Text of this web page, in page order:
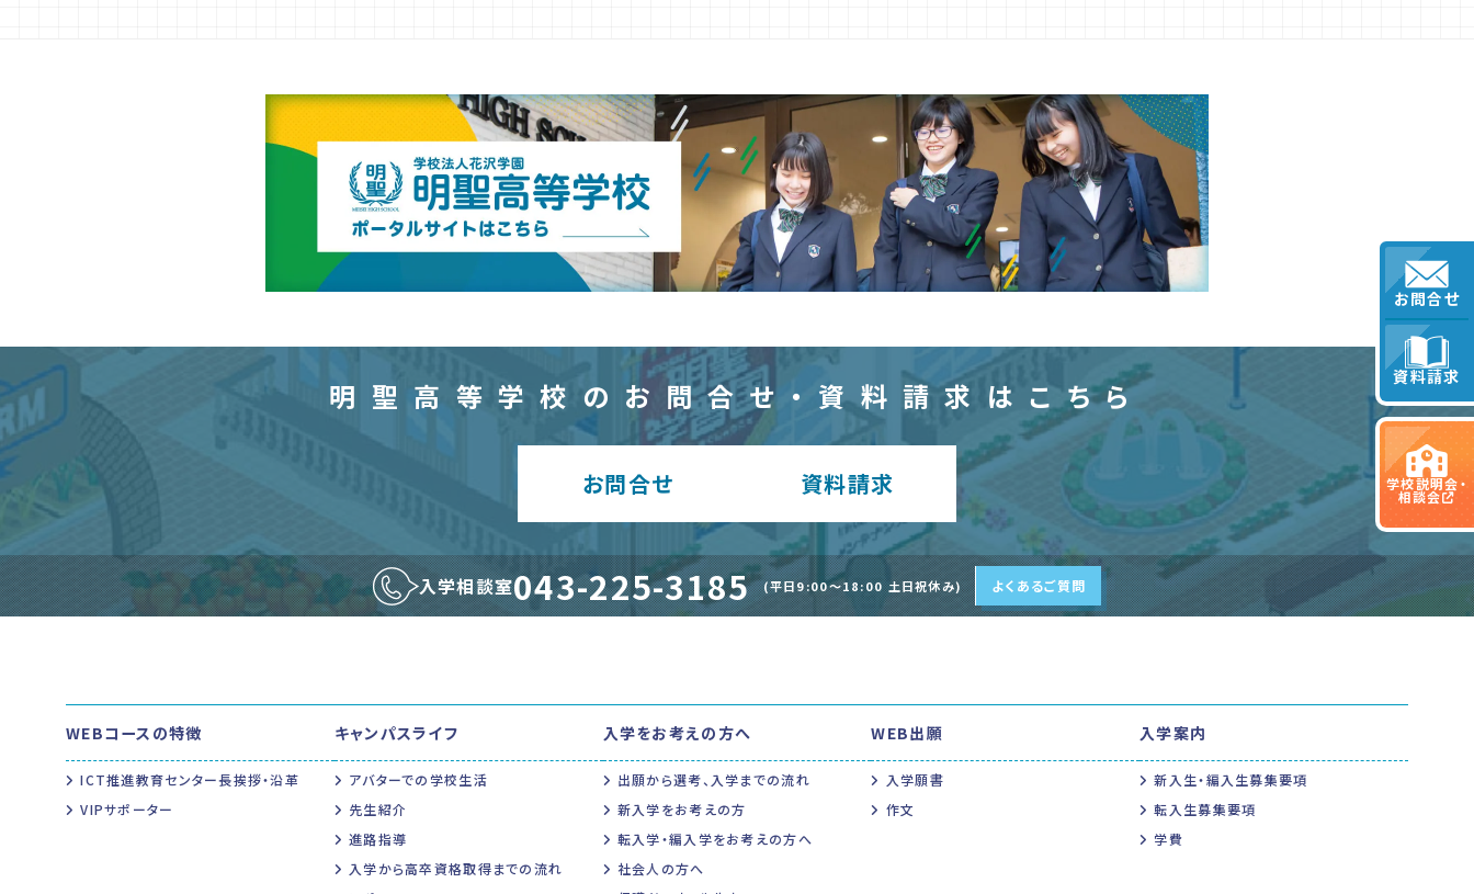
お問合せ
資料請求
学校説明会・
相談会
明聖高等学校の お問合せ・資料請求はこちら
お問合せ 資料請求
入学相談室043-225-3185 (平日9:00〜18:00 土日祝休み) よくあるご質問
WEBコースの特徴
ICT推進教育センター長挨拶・沿革
VIPサポーター
キャンパスライフ
アバターでの学校生活
先生紹介
進路指導
入学から高卒資格取得までの流れ
入学をお考えの方へ
出願から選考、入学までの流れ
新入学をお考えの方
転入学・編入学をお考えの方へ
社会人の方へ
WEB出願
入学願書
作文
入学案内
新入生・編入生募集要項
転入生募集要項
学費